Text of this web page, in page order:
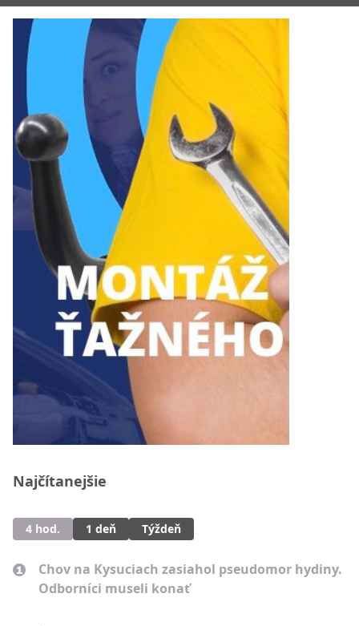
Najčítanejšie
4 hod. 1 deň Týždeň
Chov na Kysuciach zasiahol pseudomor hydiny.
Odborníci museli konať